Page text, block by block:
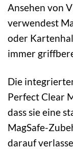
Ansehen von
verwendest
oder
immer
Die
Perfect Clear
dass sie eine
MagSafe-
darauf